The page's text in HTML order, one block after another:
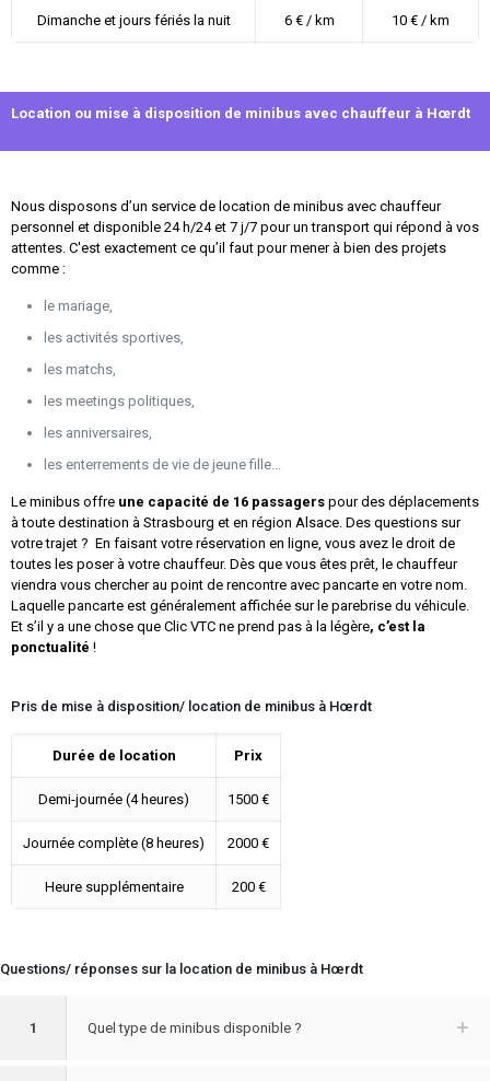
Dimanche et jours fériés la nuit 6 € / km 10 € / km
Location ou mise à disposition de minibus avec chauffeur à Hœrdt
Nous disposons d’un service de location de minibus avec chauffeur
personnel et disponible 24 h/24 et 7 j/7 pour un transport qui répond à vos
attentes. C'est exactement ce qu’il faut pour mener à bien des projets
comme :
le mariage,
les activités sportives,
les matchs,
les meetings politiques,
les anniversaires,
les enterrements de vie de jeune fille...
Le minibus offre une capacité de 16 passagers pour des déplacements
à toute destination à Strasbourg et en région Alsace. Des questions sur
votre trajet ? En faisant votre réservation en ligne, vous avez le droit de
toutes les poser à votre chauffeur. Dès que vous êtes prêt, le chauffeur
viendra vous chercher au point de rencontre avec pancarte en votre nom.
Laquelle pancarte est généralement affichée sur le parebrise du véhicule.
Et s’il y a une chose que Clic VTC ne prend pas à la légère, c’est la
ponctualité !
Pris de mise à disposition/ location de minibus à Hœrdt
Durée de location Prix
Demi-journée (4 heures) 1500 €
Journée complète (8 heures) 2000 €
Heure supplémentaire 200 €
Questions/ réponses sur la location de minibus à Hœrdt
1 Quel type de minibus disponible ?